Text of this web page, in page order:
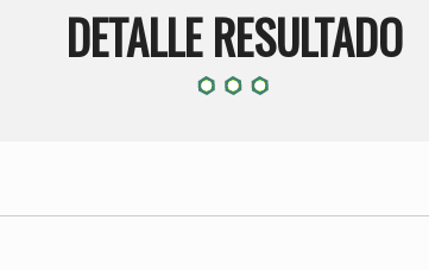
DETALLE RESULTADO